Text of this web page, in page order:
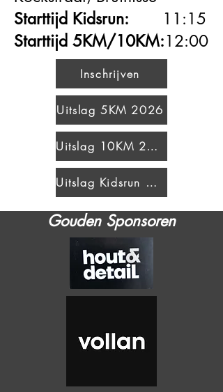
Starttijd Kidsrun: 11:15
Starttijd 5KM/10KM:12:00
Inschrijven
Uitslag 5KM 2026
Uitslag 10KM 2026
Uitslag Kidsrun 2026
Gouden Sponsoren